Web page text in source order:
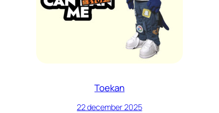
Toekan
22 december 2025